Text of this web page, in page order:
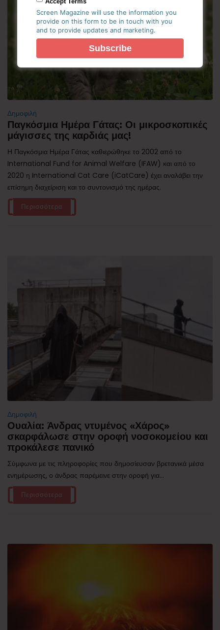
Δημοφιλή
Παγκόσμια Ημέρα Γάτας: Οι μικροσκοπικές
μάγισσες της καρδιάς μας!
Η Παγκόσμια Ημέρα Γάτας καθιερώθηκε το 2002 από το
International Fund for Animal Welfare (IFAW) και από το
2020 η International Cat Care (iCatCare) έχει αναλάβει την
επίσημη διαχείριση και το συντονισμό της ημέρας.
Περισσότερα
Δημοφιλή
Ουαλία: Άνδρας ντυμένος «Χάρος»
σκαρφάλωσε στην οροφή νοσοκομείου και
προκάλεσε πανικό
Σύμφωνα με τις πληροφορίες που δημοσίευσαν βρετανικά μέσα
ενημέρωσης, ο άνδρας παρέμεινε στην οροφή για...
Περισσότερα
Screen Magazine will use the information you
provide on this form to be in touch with you
and to provide updates and marketing.